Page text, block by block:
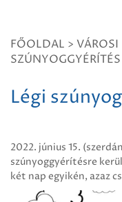
FŐOLDAL > VÁROSI
Légi
2022. június 15.
szúnyoggyérítésre
két nap egyikén, azaz